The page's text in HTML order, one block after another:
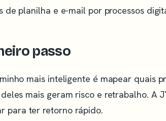
de planilha e e-mail por processos
passo
mais inteligente é mapear quais
mais geram risco e retrabalho. A
para ter retorno rápido.